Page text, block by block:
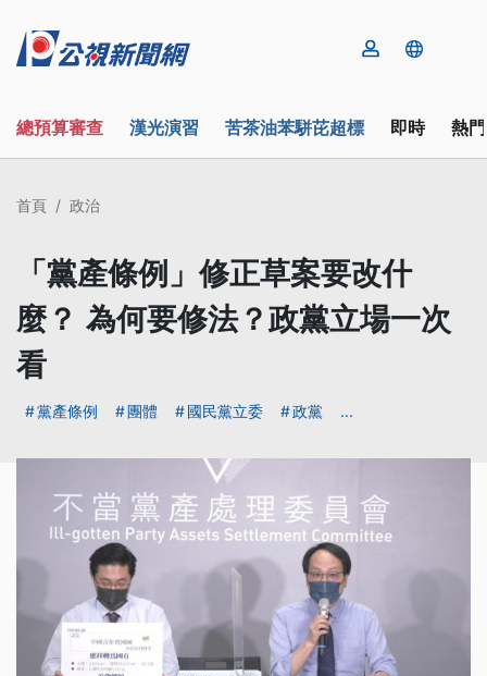
總預算審查 漢光演習 苦茶油苯駢芘超標 即時 熱
首頁 政治
「黨產條例」修正草案要改什
麼？ 為何要修法？政黨立場一次
看
黨產條例 團體 國民黨立委 政黨 ...